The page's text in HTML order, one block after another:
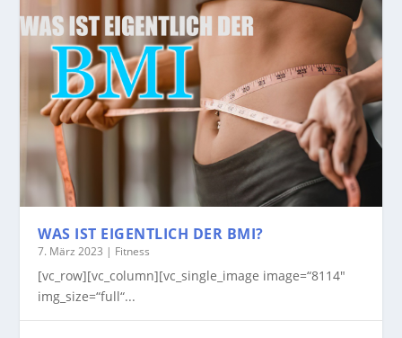
WAS IST EIGENTLICH DER BMI?
7. März 2023 | Fitness
[vc_row][vc_column][vc_single_image image=“8114″
img_size=“full“...